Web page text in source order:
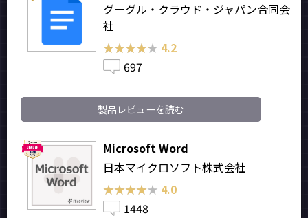
グーグル・クラウド・ジャパン合同会
社
★★★★★
★★★★★ 4.2
697
製品レビューを読む
Microsoft Word
日本マイクロソフト株式会社
★★★★★
★★★★★ 4.0
1448